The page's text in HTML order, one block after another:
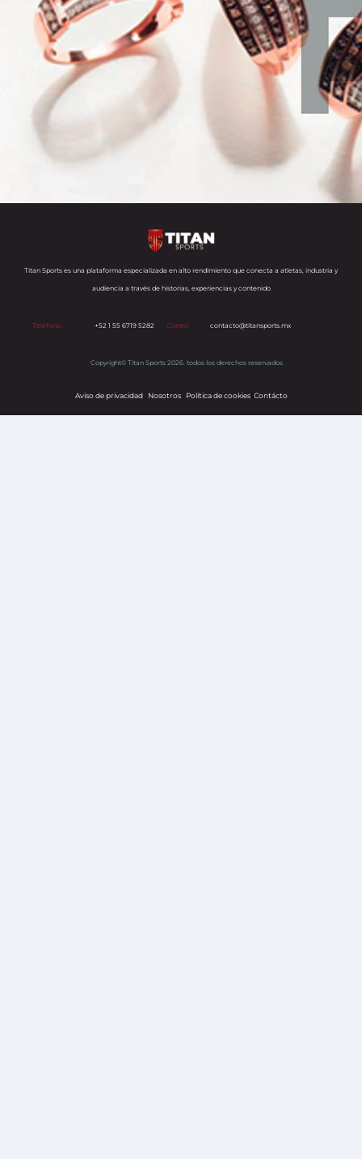
Titan Sports es una plataforma especializada en alto rendimiento que conecta a atletas, industria y
audiencia a través de historias, experiencias y contenido
Teléfono: +52 1 55 6719 5282 Correo: contacto@titansports.mx
Copyright© Titan Sports 2026. todos los derechos reservados
Aviso de privacidad Nosotros Política de cookiess Contácto